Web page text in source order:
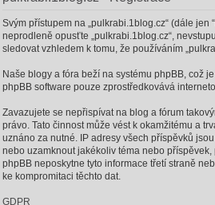
Svým přístupem na „pulkrabi.1blog.cz“ (dále jen
neprodleně opusťte „pulkrabi.1blog.cz“,
sledovat vzhledem k tomu, že používáním
Naše blogy a fóra beží na systému phpBB, což
phpBB software pouze zprostředkovává
Zavazujete se nepřispívat na blog a fórum
právo. Tato činnost může vést k okamžitému a
uznáno za nutné. IP adresy všech příspěvků
nebo uzamknout jakékoliv téma nebo
phpBB neposkytne tyto informace třetí straně
ke kompromitaci těchto dat.
GDPR